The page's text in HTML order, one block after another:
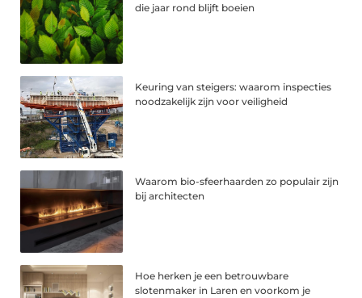
die jaar rond blijft boeien
Keuring van steigers: waarom inspecties
noodzakelijk zijn voor veiligheid
Waarom bio-sfeerhaarden zo populair zijn
bij architecten
Hoe herken je een betrouwbare
slotenmaker in Laren en voorkom je